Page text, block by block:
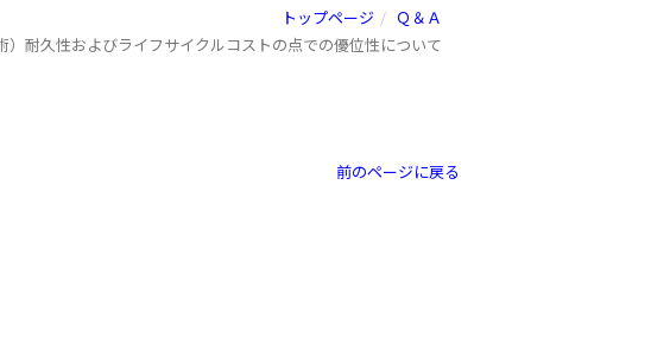
トップページ
Ｑ＆Ａ
耐久性およびライフサイクルコストの点での優位性について
前のページに戻る